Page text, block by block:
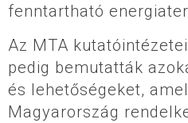
fenntartható
Az MTA
pedig bemutatták
és lehetőségeket,
Magyarország